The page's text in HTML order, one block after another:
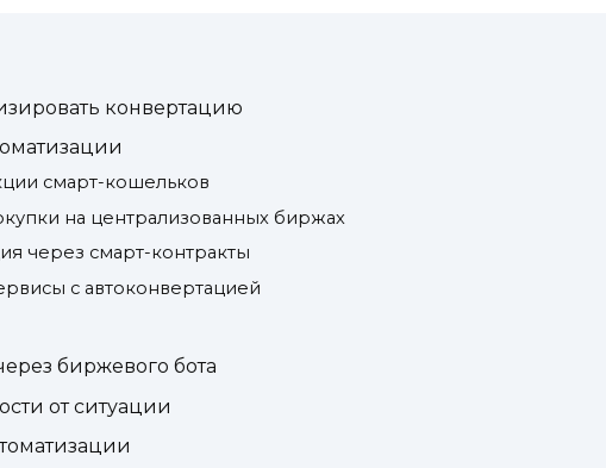
конвертацию
смарт-кошельков
на централизованных биржах
через смарт-контракты
с автоконвертацией
биржевого бота
от ситуации